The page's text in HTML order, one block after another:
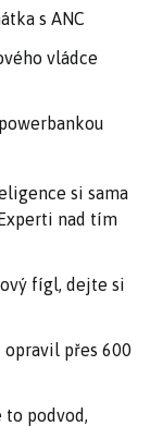
s ANC
vládce
si sama
nad tím
fígl, dejte si
přes 600
podvod,